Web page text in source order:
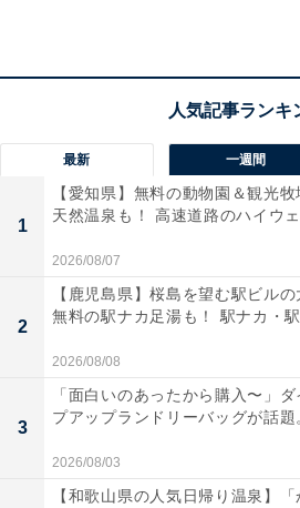
所在地：福岡県朝倉市杷木久喜宮
交通手段：杷木ICより約5分／朝
料金
大人1名（参考価格）：公式Web
※料金は公式Webサイト参考価格
※プラン・部屋により価格は変動
チェックイン・チェックアウト
チェックイン：15:00（最終チェ
チェックアウト：10:00
最新 一週間
1
【愛知県】無料の動物園＆観光
天然温泉も！ 高速道路のハイウェ
2026/08/07
2
【鹿児島県】桜島を望む駅ビルの
無料の駅ナカ足湯も！ 駅ナカ・駅
2026/08/08
3
「面白いのあったから購入〜」
プアップランドリーバッグが話題
2026/08/03
【和歌山県の人気日帰り温泉】